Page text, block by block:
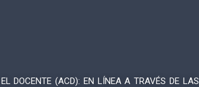
DOCENTE (ACD): EN LÍNEA A TRAVÉS DE LAS